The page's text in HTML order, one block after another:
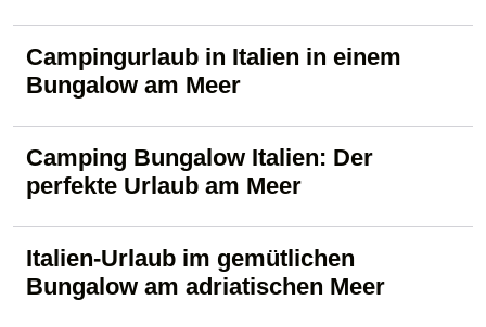
Campingurlaub in Italien in einem
Bungalow am Meer
Camping Bungalow Italien: Der
perfekte Urlaub am Meer
Italien-Urlaub im gemütlichen
Bungalow am adriatischen Meer